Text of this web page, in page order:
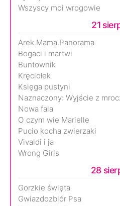
Wszyscy moi wrogowie
21
Arek.Mama.Panorama
Bogaci i martwi
Buntownik
Kręciołek
Księga pustyni
Naznaczony: Wyjście z
Nowa fala
O czym wie Marielle
Pucio kocha zwierzaki
Vivaldi i ja
Wrong Girls
28
Gorzkie święta
Gwiazdozbiór Psa